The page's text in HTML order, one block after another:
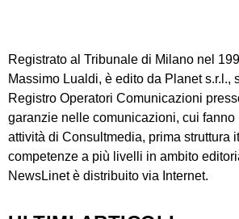
Registrato al Tribunale di Milano nel
Massimo Lualdi, è edito da Planet s.r.l.,
Registro Operatori Comunicazioni
garanzie nelle comunicazioni, cui fanno
attività di Consultmedia, prima struttura
competenze a più livelli in ambito
NewsLinet è distribuito via Internet.